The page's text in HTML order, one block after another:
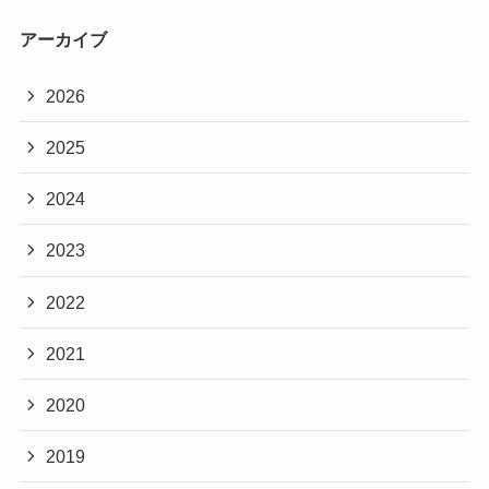
アーカイブ
2026
2025
2024
2023
2022
2021
2020
2019